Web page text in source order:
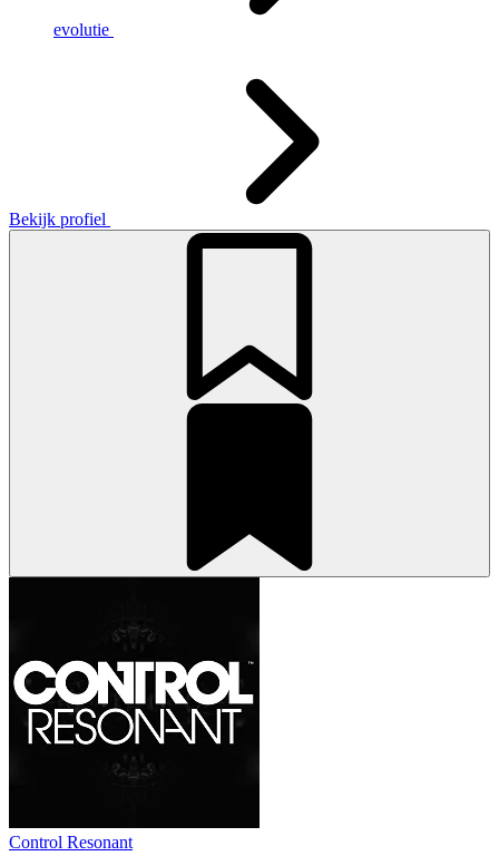
evolutie
Bekijk profiel
Control Resonant